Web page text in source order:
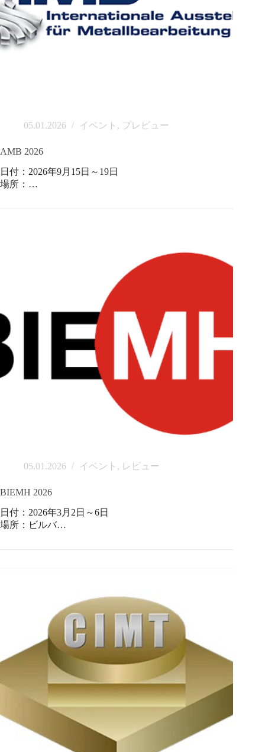
05.01.2026 イベント , プレビュー
AMB 2026
日付：2026年9月15日～19日
場所：…
05.01.2026 イベント , レビュー
BIEMH 2026
日付：2026年3月2日～6日
場所：ビルバ…